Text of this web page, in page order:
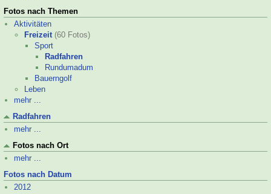
Fotos nach Themen
Aktivitäten
Freizeit (60 Fotos)
Sport
Radfahren
Rund­uma­dum
Bauerngolf
Leben
mehr ...
Radfahren
mehr ...
Fotos nach Ort
mehr ...
Fotos nach Datum
2012